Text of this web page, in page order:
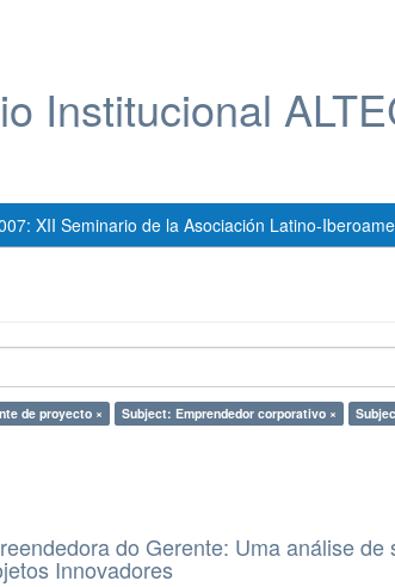
Institucional
XII Seminario de la Asociación Latino-
de proyecto × Subject: Emprendedor corporativo ×
do Gerente: Uma análise de
Innovadores